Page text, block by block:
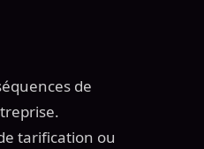
de
tarification ou